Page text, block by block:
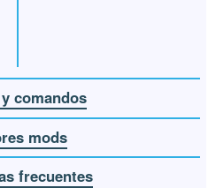
comandos
mods
frecuentes